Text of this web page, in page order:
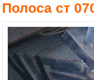
Полоса ст